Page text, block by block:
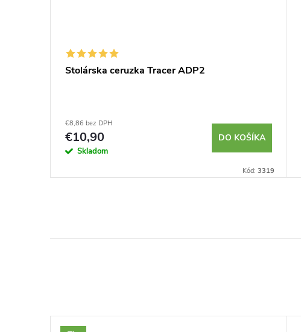
Stolárska ceruzka Tracer ADP2
€8,86 bez DPH
€10,90
Skladom
DO KOŠÍKA
Kód: 3319